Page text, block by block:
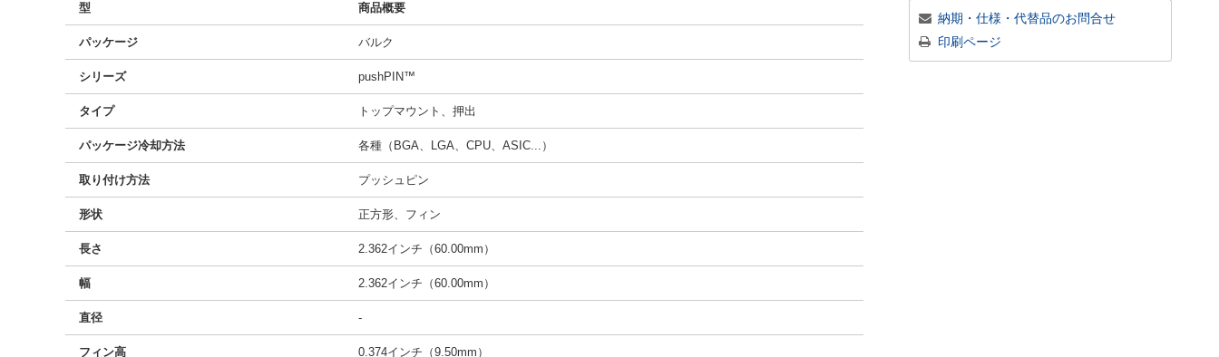
納期・仕様・代替品のお問合せ
印刷ページ
型 商品概要
パッケージ バルク
シリーズ pushPIN™
タイプ トップマウント、押出
パッケージ冷却方法 各種（BGA、LGA、CPU、ASIC...）
取り付け方法 プッシュピン
形状 正方形、フィン
長さ 2.362インチ（60.00mm）
幅 2.362インチ（60.00mm）
直径 -
フィン高 0.374インチ（9.50mm）